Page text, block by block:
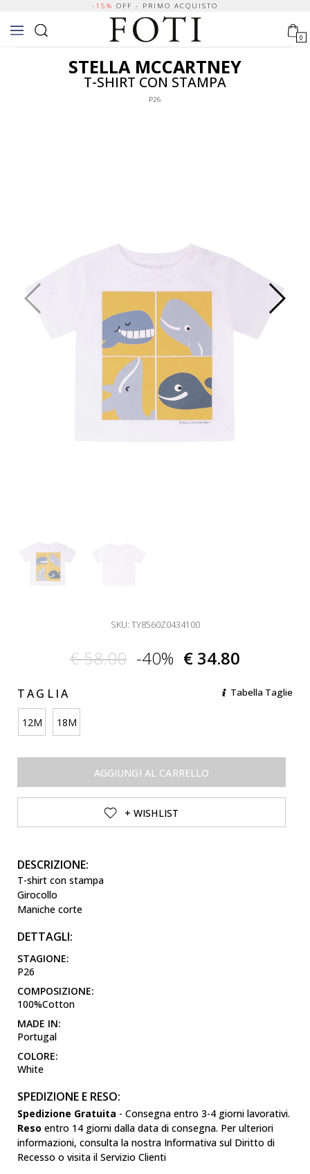
-15% OFF - PRIMO ACQUISTO
0
STELLA MCCARTNEY
T-SHIRT CON STAMPA
P26
SKU: TY8560Z0434100
€ 58.00 -40% € 34.80
TAGLIA Tabella Taglie
12M 18M
AGGIUNGI AL CARRELLO
+ WISHLIST
DESCRIZIONE:
T-shirt con stampa
Girocollo
Maniche corte
DETTAGLI:
STAGIONE:
P26
COMPOSIZIONE:
100%Cotton
MADE IN:
Portugal
COLORE:
White
SPEDIZIONE E RESO:
Spedizione Gratuita - Consegna entro 3-4 giorni lavorativi.
Reso entro 14 giorni dalla data di consegna. Per ulteriori
informazioni, consulta la nostra Informativa sul Diritto di
Recesso o visita il Servizio Clienti